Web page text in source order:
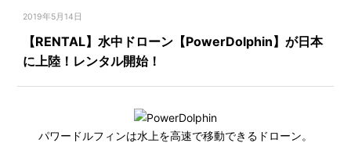
2019年5月14日
【RENTAL】水中ドローン【PowerDolphin】が日本
に上陸！レンタル開始！
パワードルフィンは水上を高速で移動できるドローン。